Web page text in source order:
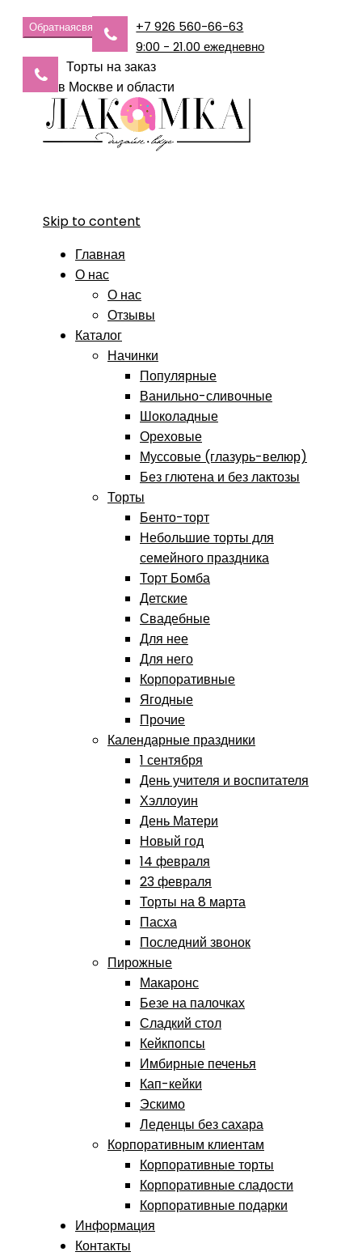
Обратнаясвязь
+7 926 560-66-63
9:00 - 21.00 ежедневно
Торты на заказ
в Москве и области
Skip to content
Главная
О нас
О нас
Отзывы
Каталог
Начинки
Популярные
Ванильно-сливочные
Шоколадные
Ореховые
Муссовые (глазурь-велюр)
Без глютена и без лактозы
Торты
Бенто-торт
Небольшие торты для
семейного праздника
Торт Бомба
Детские
Свадебные
Для нее
Для него
Корпоративные
Ягодные
Прочие
Календарные праздники
1 сентября
День учителя и воспитателя
Хэллоуин
День Матери
Новый год
14 февраля
23 февраля
Торты на 8 марта
Пасха
Последний звонок
Пирожные
Макаронс
Безе на палочках
Сладкий стол
Кейкпопсы
Имбирные печенья
Кап-кейки
Эскимо
Леденцы без сахара
Корпоративным клиентам
Корпоративные торты
Корпоративные сладости
Корпоративные подарки
Информация
Контакты